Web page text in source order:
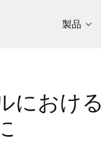
製品
におけ